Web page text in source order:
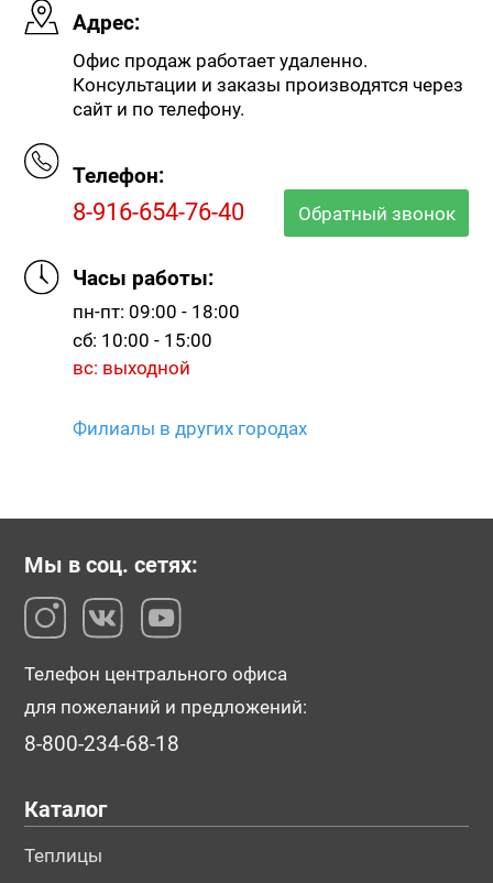
Адрес:
Офис продаж работает удаленно.
Консультации и заказы производятся через
сайт и по телефону.
Телефон:
8-916-654-76-40 Обратный звонок
Часы работы:
пн-пт: 09:00 - 18:00
сб: 10:00 - 15:00
вс: выходной
Филиалы в других городах
Мы в соц. сетях:
Телефон центрального офиса
для пожеланий и предложений:
8-800-234-68-18
Каталог
Теплицы